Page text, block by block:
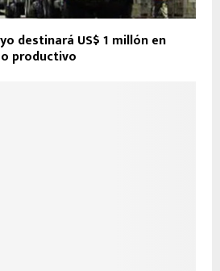
destinará US$ 1 millón en
productivo